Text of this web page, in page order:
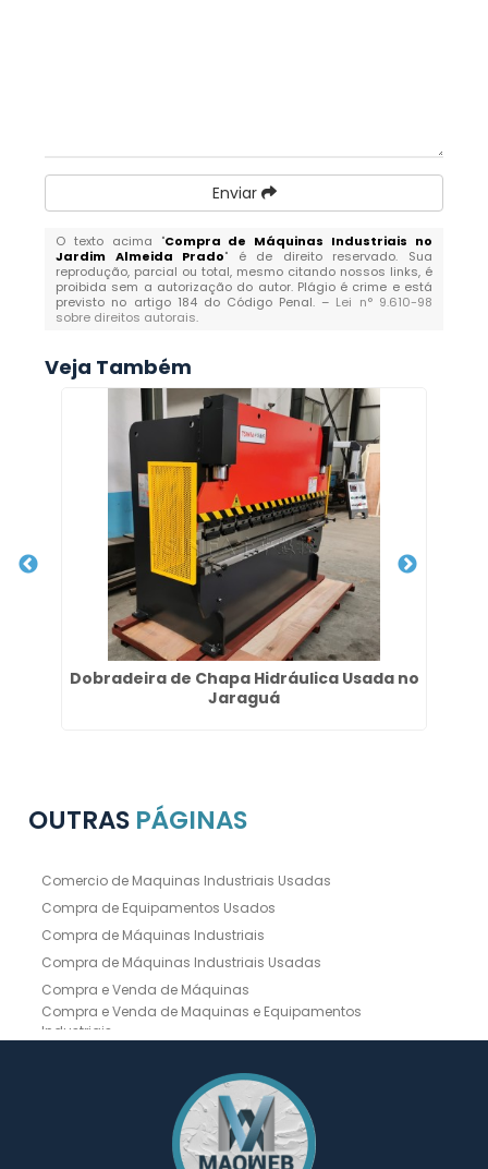
Enviar
O texto acima "Compra de Máquinas Industriais no
Jardim Almeida Prado" é de direito reservado. Sua
reprodução, parcial ou total, mesmo citando nossos links, é
proibida sem a autorização do autor. Plágio é crime e está
previsto no artigo 184 do Código Penal. – Lei n° 9.610-98
sobre direitos autorais.
Veja Também
Dobradeira de Chapa Hidráulica Usada no
Jaraguá
OUTRAS PÁGINAS
Comercio de Maquinas Industriais Usadas
Compra de Equipamentos Usados
Compra de Máquinas Industriais
Compra de Máquinas Industriais Usadas
Compra e Venda de Máquinas
Compra e Venda de Maquinas e Equipamentos
Industriais
Compra e Venda de Máquinas Operatrizes
Dobradeira CNC Usada
Dobradeira de Chapa Hidráulica Usada